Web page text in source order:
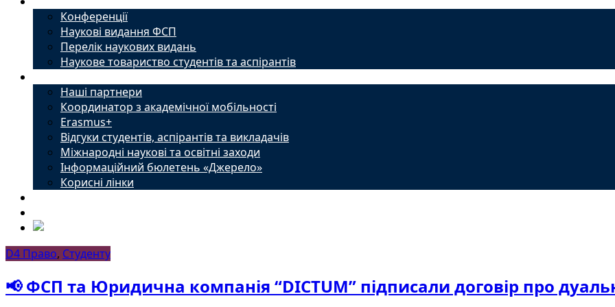
Конференції
Наукові видання ФСП
Перелік наукових видань
Наукове товариство студентів та аспірантів
Наші партнери
Координатор з академічної мобільності
Erasmus+
Відгуки студентів, аспірантів та викладачів
Міжнародні наукові та освітні заходи
Інформаційний бюлетень «Джерело»
Корисні лінки
D4 Право, Студенту
📢 ФСП та Юридична компанія “DICTUM” підписали договір про